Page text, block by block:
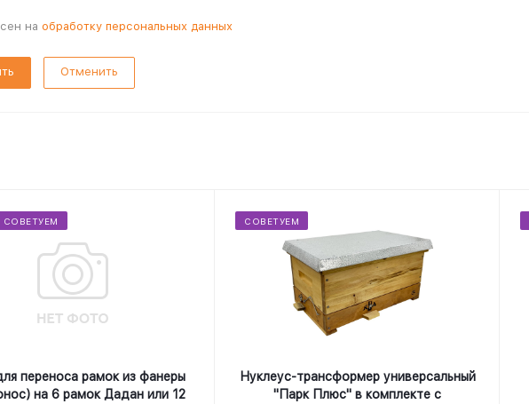
на обработку персональных данных
Отменить
СОВЕТУЕМ
переноса рамок из фанеры
на 6 рамок Дадан или 12
СОВЕТУЕМ
Нуклеус-трансформер универсальный
"Парк Плюс" в комплекте с